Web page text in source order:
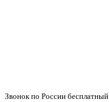
Звонок по России бесплатный